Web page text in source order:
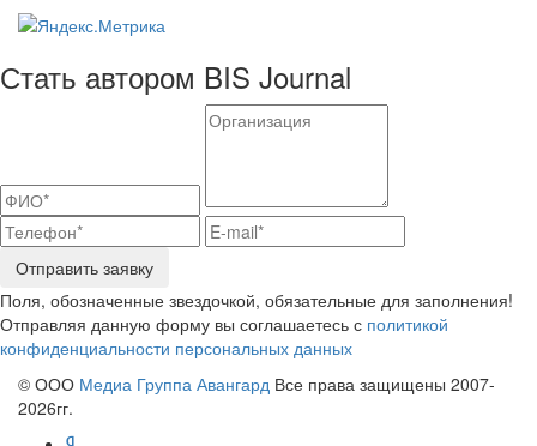
Стать автором BIS Journal
Отправить заявку
Поля, обозначенные звездочкой, обязательные для заполнения!
Отправляя данную форму вы соглашаетесь с политикой
конфиденциальности персональных данных
© ООО Медиа Группа Авангард Все права защищены 2007-
2026гг.